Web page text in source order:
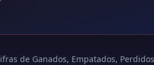
de Ganados, Empatados,